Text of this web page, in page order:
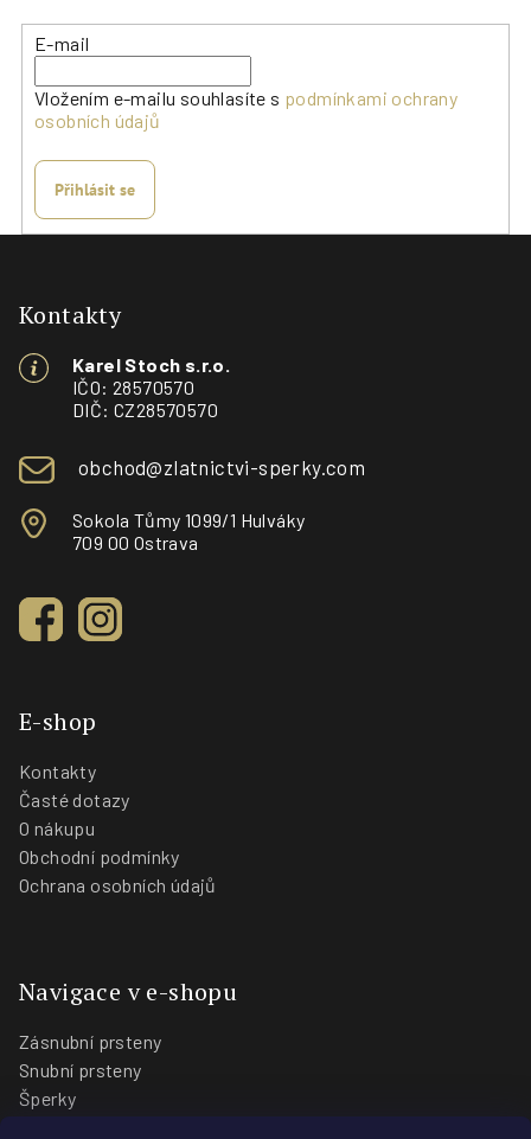
E-mail
Vložením e-mailu souhlasíte s podmínkami ochrany
osobních údajů
Přihlásit se
Kontakty
Karel Stoch s.r.o.
IČO: 28570570
DIČ: CZ28570570
obchod@zlatnictvi-sperky.com
Sokola Tůmy 1099/1 Hulváky
709 00 Ostrava
E-shop
Kontakty
Časté dotazy
O nákupu
Obchodní podmínky
Ochrana osobních údajů
Navigace v e-shopu
Zásnubní prsteny
Snubní prsteny
Šperky